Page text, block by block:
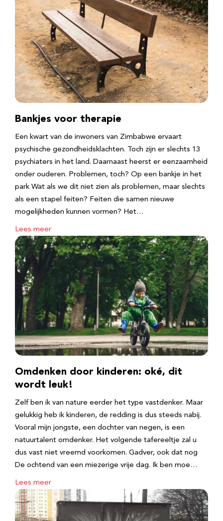
Bankjes voor therapie
Een kwart van de inwoners van Zimbabwe ervaart
psychische gezondheidsklachten. Toch zijn er slechts 13
psychiaters in het land. Daarnaast heerst er eenzaamheid
onder ouderen. Problemen, toch? Op een bankje in het
park Wat als we dit niet zien als problemen, maar slechts
als een stapel feiten? Feiten die samen nieuwe
mogelijkheden kunnen vormen? Het…
Lees meer
Omdenken door kinderen: oké, dit
wordt leuk!
Zelf ben ik van nature eerder het type vastdenker. Maar
gelukkig heb ik kinderen, de redding is dus steeds nabij.
Vooral mijn jongste, een dochter van negen, is een
natuurtalent omdenker. Het volgende tafereeltje zal u
dus vast niet vreemd voorkomen. Gadver, ook dat nog
De ochtend van een miezerige vrije dag. Ik ben moe…
Lees meer